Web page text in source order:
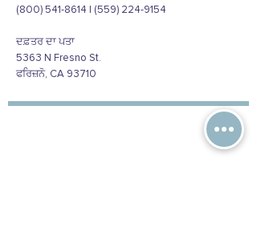
(800) 541-8614 | (559) 224-9154
ਦਫ਼ਤਰ ਦਾ ਪਤਾ
5363 N Fresno St.
ਫਰਿਜ਼ਨੋ, CA 93710